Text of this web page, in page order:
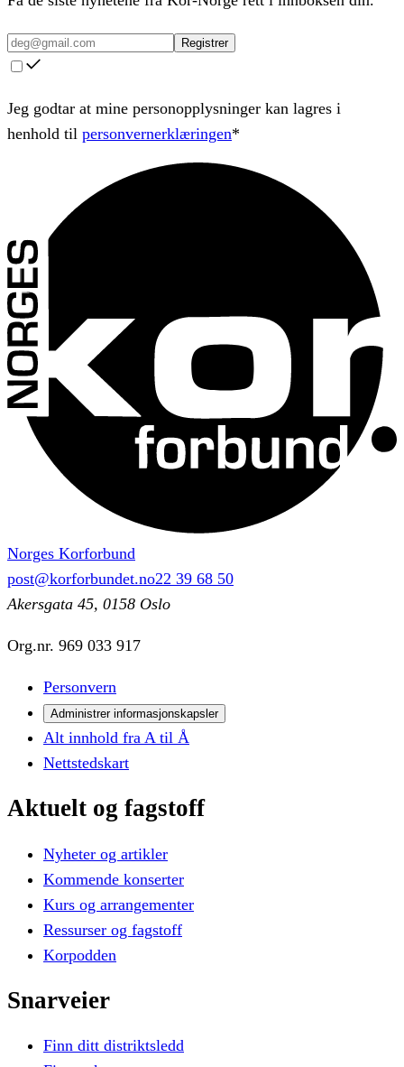
Registrer
Jeg godtar at mine personopplysninger kan lagres i
henhold til personvernerklæringen*
Norges Korforbund
post@korforbundet.no22 39 68 50
Akersgata 45, 0158 Oslo
Org.nr. 969 033 917
Personvern
Administrer informasjonskapsler
Alt innhold fra A til Å
Nettstedskart
Aktuelt og fagstoff
Nyheter og artikler
Kommende konserter
Kurs og arrangementer
Ressurser og fagstoff
Korpodden
Snarveier
Finn ditt distriktsledd